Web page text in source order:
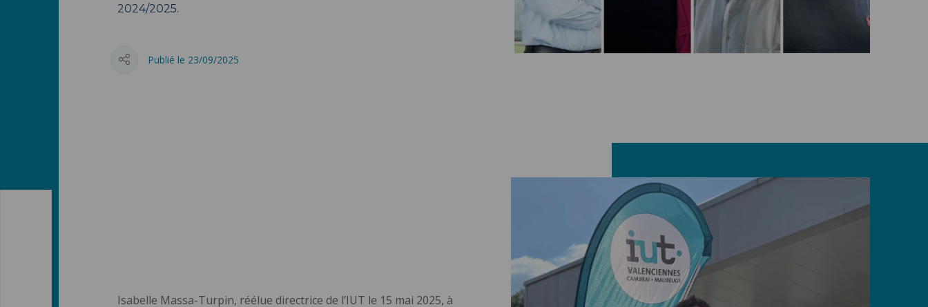
2024/2025.
Publié le 23/09/2025
Isabelle Massa-Turpin, réélue directrice de l’IUT le 15 mai 2025, à